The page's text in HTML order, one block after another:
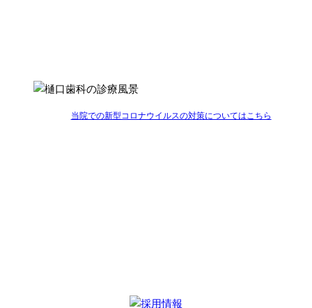
当院での新型コロナウイルスの対策についてはこちら